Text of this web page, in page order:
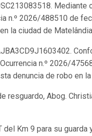
n.º 2026/488510 de
la ciudad de
n.º 2026/
denuncia de robo en la
Abog.
Km 9 para su guarda